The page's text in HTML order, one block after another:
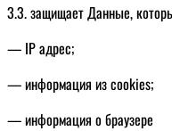
3.3. защищает Данные,
— IP адрес;
— информация из cookies;
— информация о браузере